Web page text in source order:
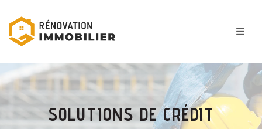
SOLUTIONS DE CRÉDIT